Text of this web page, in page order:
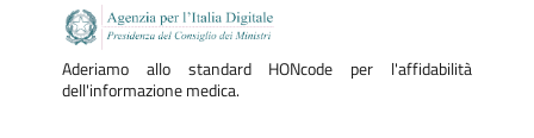
Aderiamo allo standard HONcode per l'affidabilità
dell'informazione medica.